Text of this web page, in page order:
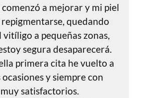
a mejorar y mi piel
quedando
a pequeñas zonas,
segura desaparecerá.
primera cita he vuelto a
y siempre con
satisfactorios.